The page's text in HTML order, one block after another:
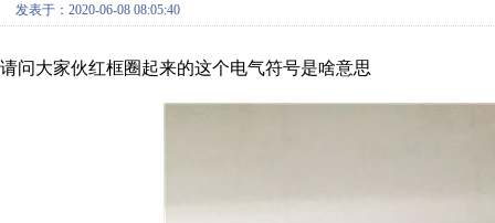
发表于：2020-06-08 08:05:40
请问大家伙红框圈起来的这个电气符号是啥意思